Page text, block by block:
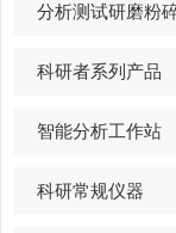
分析测试研磨粉
科研者系列产品
智能分析工作站
科研常规仪器